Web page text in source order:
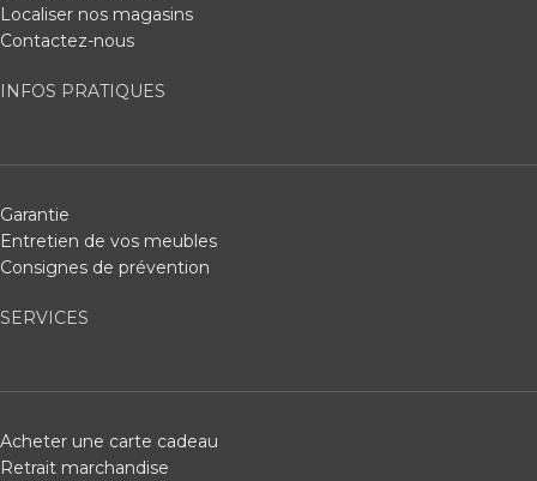
Localiser nos magasins
Contactez-nous
INFOS PRATIQUES
Garantie
Entretien de vos meubles
Consignes de prévention
SERVICES
Acheter une carte cadeau
Retrait marchandise